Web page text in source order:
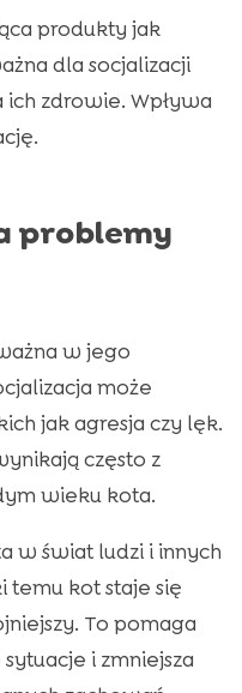
produkty jak
dla socjalizacji
zdrowie. Wpływa
problemy
w jego
może
jak agresja czy lęk.
często z
wieku kota.
w świat ludzi i innych
temu kot staje się
To pomaga
i zmniejsza